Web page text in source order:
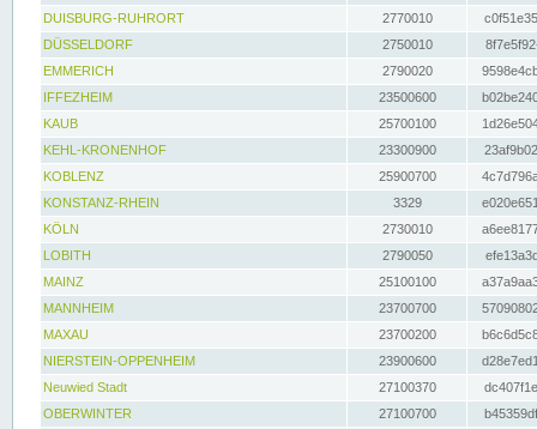
DUISBURG-RUHRORT
2770010
DÜSSELDORF
2750010
EMMERICH
2790020
IFFEZHEIM
23500600
KAUB
25700100
KEHL-KRONENHOF
23300900
KOBLENZ
25900700
KONSTANZ-RHEIN
3329
KÖLN
2730010
LOBITH
2790050
MAINZ
25100100
MANNHEIM
23700700
MAXAU
23700200
NIERSTEIN-OPPENHEIM
23900600
Neuwied Stadt
27100370
OBERWINTER
27100700